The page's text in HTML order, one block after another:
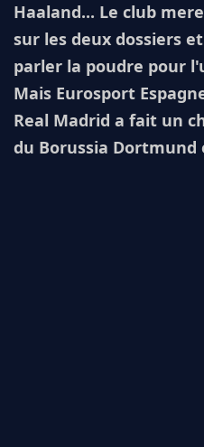
Haaland... Le club
sur les deux dossiers
parler la poudre pour
Mais Eurosport
Real Madrid a fait un
du Borussia Dortmund